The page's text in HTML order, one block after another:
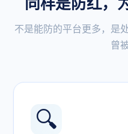
不是能防的平台更多，是
曾
🔍